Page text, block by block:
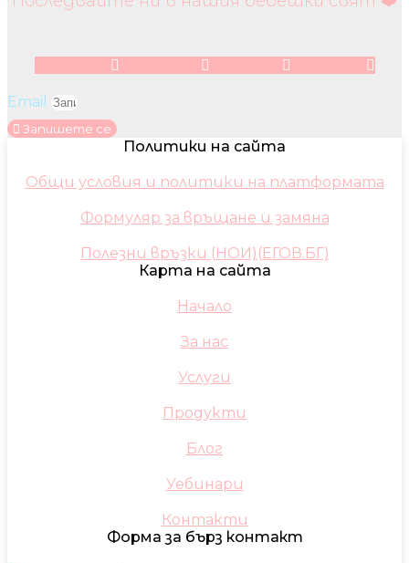
Email
Запишете се
Политики на сайта
Общи условия и политики на платформата
Формуляр за връщане и замяна
Полезни връзки (НОИ)(ЕГОВ.БГ)
Карта на сайта
Начало
За нас
Услуги
Продукти
Блог
Уебинари
Контакти
Форма за бърз контакт